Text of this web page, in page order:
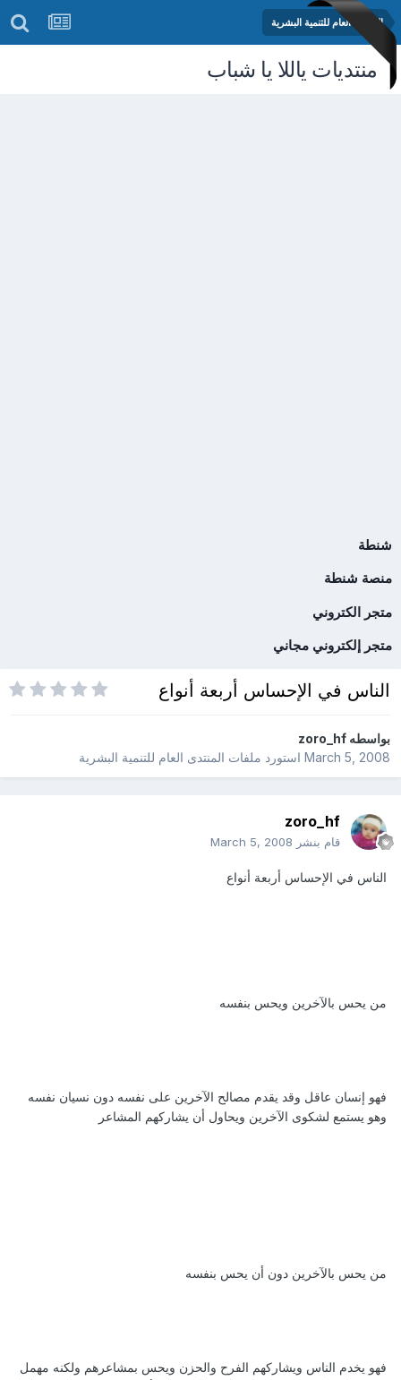
المنتدى العام للتنمية البشرية
منتديات ياللا يا شباب
شنطة
منصة شنطة
متجر الكتروني
متجر إلكتروني مجاني
الناس في الإحساس أربعة أنواع
بواسطهzoro_hf
March 5, 2008استورد ملفات المنتدى العام للتنمية البشرية
zoro_hf
قام بنشر March 5, 2008
الناس في الإحساس أربعة أنواع
من يحس بالآخرين ويحس بنفسه
فهو إنسان عاقل وقد يقدم مصالح الآخرين على نفسه دون نسيان نفسه
وهو يستمع لشكوى الآخرين ويحاول أن يشاركهم المشاعر
من يحس بالآخرين دون أن يحس بنفسه
فهو يخدم الناس ويشاركهم الفرح والحزن ويحس بمشاعرهم ولكنه مهمل